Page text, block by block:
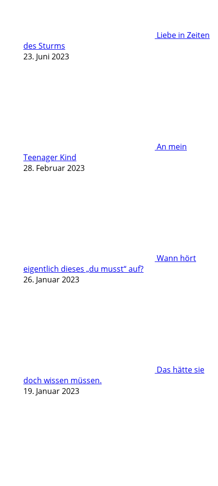
Liebe in Zeiten
des Sturms
23. Juni 2023
An mein
Teenager Kind
28. Februar 2023
Wann hört
eigentlich dieses „du musst“ auf?
26. Januar 2023
Das hätte sie
doch wissen müssen.
19. Januar 2023